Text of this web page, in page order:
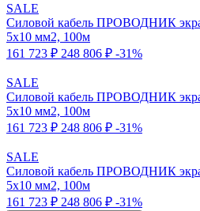
SALE
Силовой кабель ПРОВОДНИК
5x10 мм2, 100м
161 723 ₽ 248 806 ₽ -31%
SALE
Силовой кабель ПРОВОДНИК
5x10 мм2, 100м
161 723 ₽ 248 806 ₽ -31%
SALE
Силовой кабель ПРОВОДНИК
5x10 мм2, 100м
161 723 ₽ 248 806 ₽ -31%